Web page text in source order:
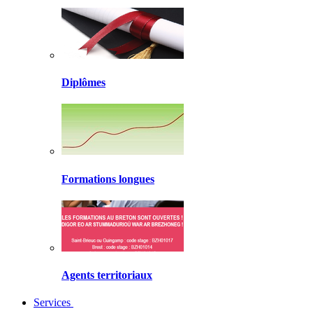
Diplômes
Formations longues
Agents territoriaux
Services